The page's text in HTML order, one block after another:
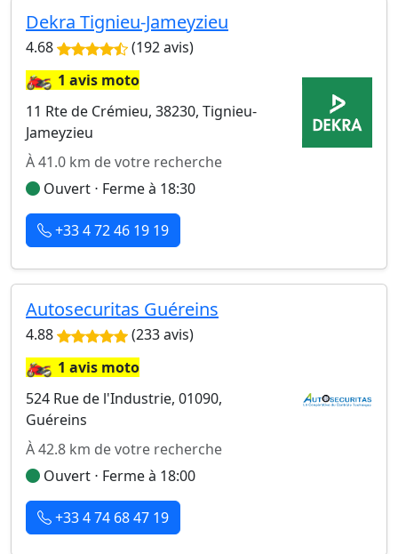
Dekra Tignieu-Jameyzieu
4.68 (192 avis)
🏍️1 avis moto
11 Rte de Crémieu, 38230, Tignieu-
Jameyzieu
À 41.0 km de votre recherche
Ouvert ⋅ Ferme à 18:30
+33 4 72 46 19 19
Autosecuritas Guéreins
4.88 (233 avis)
🏍️1 avis moto
524 Rue de l'Industrie, 01090,
Guéreins
À 42.8 km de votre recherche
Ouvert ⋅ Ferme à 18:00
+33 4 74 68 47 19